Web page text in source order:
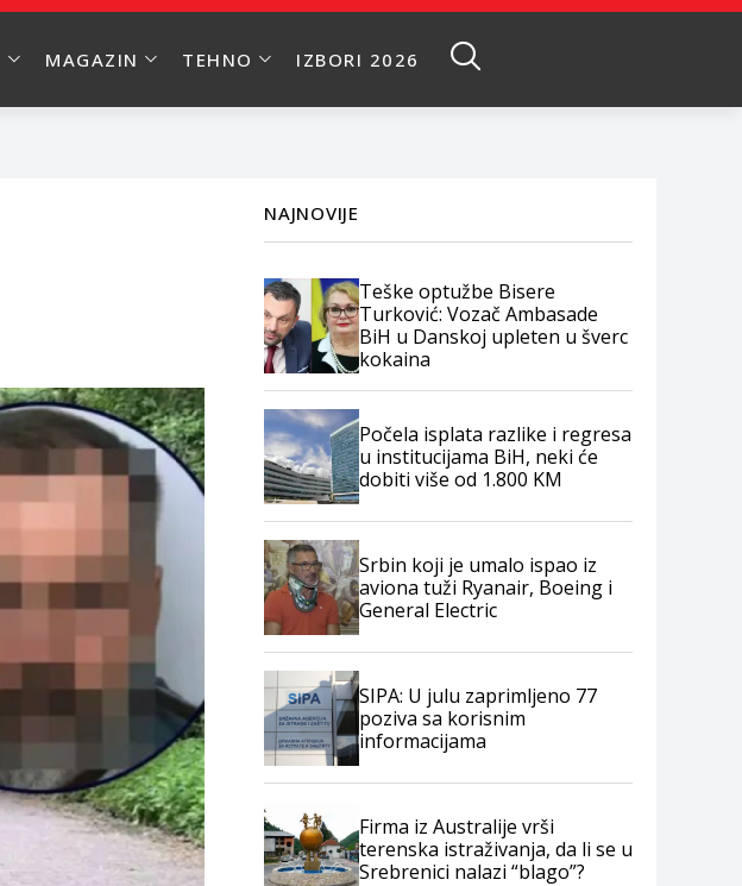
MAGAZIN TEHNO IZBORI 2026
NAJNOVIJE
Teške optužbe Bisere
Turković: Vozač Ambasade
BiH u Danskoj upleten u šverc
kokaina
Počela isplata razlike i regresa
u institucijama BiH, neki će
dobiti više od 1.800 KM
Srbin koji je umalo ispao iz
aviona tuži Ryanair, Boeing i
General Electric
SIPA: U julu zaprimljeno 77
poziva sa korisnim
informacijama
Firma iz Australije vrši
terenska istraživanja, da li se u
Srebrenici nalazi “blago”?